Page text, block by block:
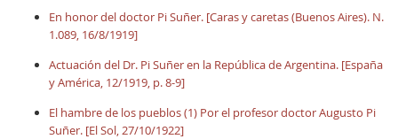
En honor del doctor Pi Suñer. [Caras y caretas (Buenos Aires). N.
1.089, 16/8/1919]
Actuación del Dr. Pi Suñer en la República de Argentina. [España
y América, 12/1919, p. 8-9]
El hambre de los pueblos (1) Por el profesor doctor Augusto Pi
Suñer. [El Sol, 27/10/1922]